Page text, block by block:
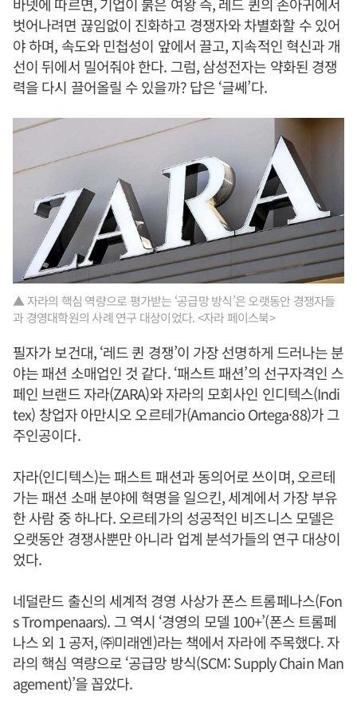
벗어나려면 끊임없이 진화하고 경쟁자와 차별화할 수 있어
야 하며, 속도와 민첩성이 앞에서 끌고, 지속적인 혁신과 개
선이 뒤에서 밀어줘야 한다. 그럼, 삼성전자는 약화된 경쟁
력을 다시 끌어올릴 수 있을까? 답은 ‘글쎄’다.
▲ 자라의 핵심 역량으로 평가받는 ‘공급망 방식’은 오랫동안 경쟁자들
과 경영대학원의 사례 연구 대상이었다. <자라 페이스북>
필자가 보건대, ‘레드 퀸 경쟁’이 가장 선명하게 드러나는 분
야는 패션 소매업인 것 같다. ‘패스트 패션’의 선구자격인 스
페인 브랜드 자라(ZARA)와 자라의 모회사인 인디텍스(Indi
tex) 창업자 아만시오 오르테가(Amancio Ortega·88)가 그
주인공이다.
자라(인디텍스)는 패스트 패션과 동의어로 쓰이며, 오르테
가는 패션 소매 분야에 혁명을 일으킨, 세계에서 가장 부유
한 사람 중 하나다. 오르테가의 성공적인 비즈니스 모델은
오랫동안 경쟁사뿐만 아니라 업계 분석가들의 연구 대상이
었다.
네덜란드 출신의 세계적 경영 사상가 폰스 트롬페나스(Fon
s Trompenaars). 그 역시 ‘경영의 모델 100+’(폰스 트롬페
나스 외 1 공저, ㈜미래엔)라는 책에서 자라에 주목했다. 자
라의 핵심 역량으로 ‘공급망 방식(SCM: Supply Chain Man
agement)’을 꼽았다.